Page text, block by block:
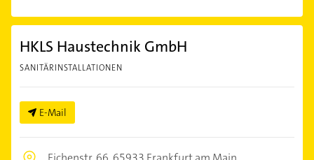
HKLS Haustechnik GmbH
SANITÄRINSTALLATIONEN
E-Mail